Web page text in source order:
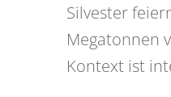
Silvester
Megatonnen
Kontext ist